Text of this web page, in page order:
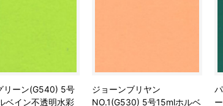
リーン(G540) 5号
ベイン不透明水彩
ジョーンブリヤン
NO.1(G530) 5号15mlホルベ